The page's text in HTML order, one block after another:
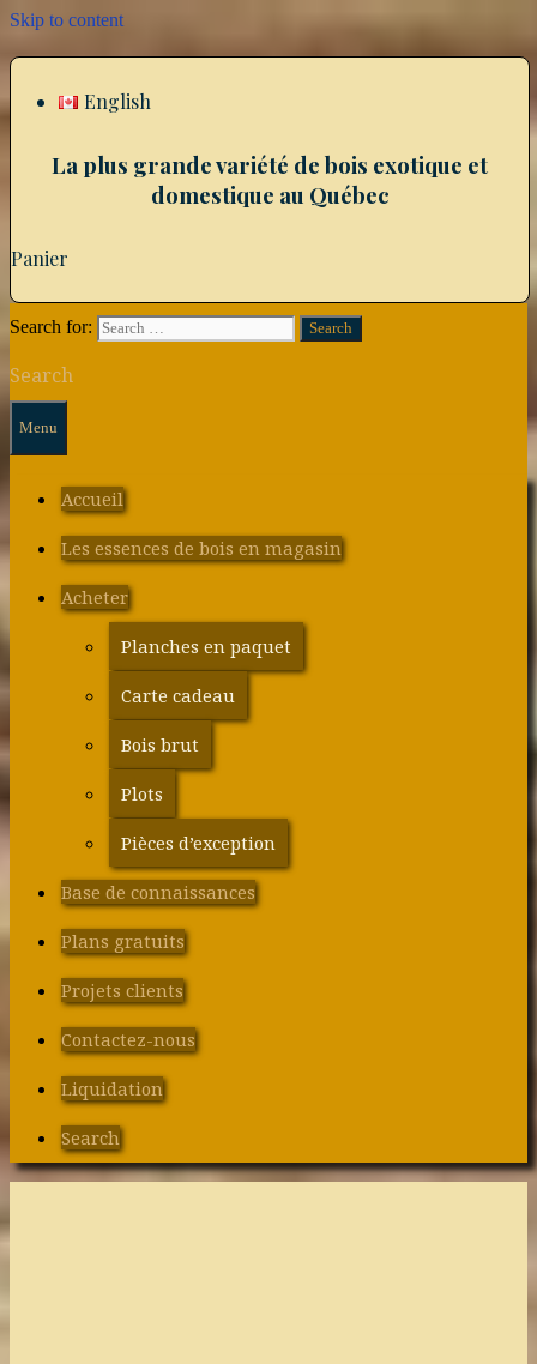
Skip to content
English
La plus grande variété de bois exotique et
domestique au Québec
Panier
Search for:
Search
Menu
Accueil
Les essences de bois en magasin
Acheter
Planches en paquet
Carte cadeau
Bois brut
Plots
Pièces d’exception
Base de connaissances
Plans gratuits
Projets clients
Contactez-nous
Liquidation
Search